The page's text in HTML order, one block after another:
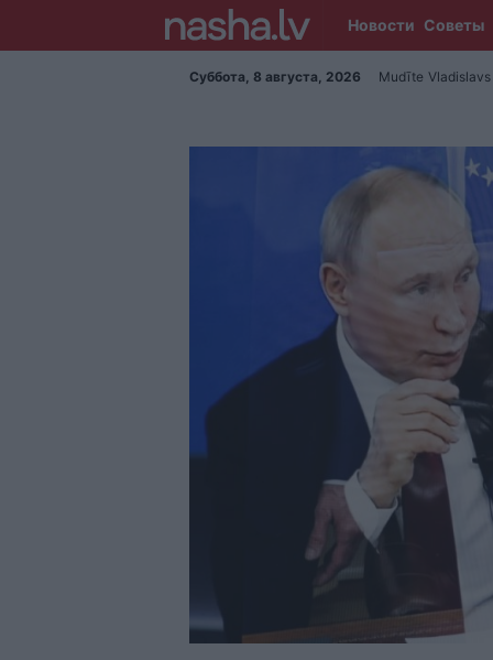
Новости Советы
Суббота, 8 августа, 2026 Mudīte Vladislavs